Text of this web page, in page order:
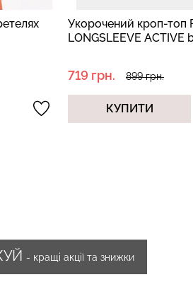
Укорочений кроп-топ
LONGSLEEVE ACTIVE
719 грн. 899 грн.
КУПИТИ
- кращі акції та знижки